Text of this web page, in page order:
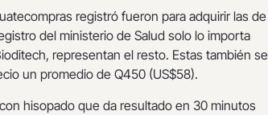
registró fueron para adquirir las de
del ministerio de Salud solo lo importa
representan el resto. Estas también se
un promedio de Q450 (US$58).
hisopado que da resultado en 30 minutos